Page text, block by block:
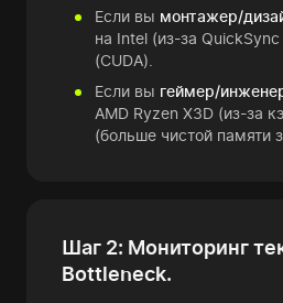
Если вы монтажер/
на Intel (из-за
(CUDA).
Если вы геймер/
AMD Ryzen X3D (из-за
(больше чистой памяти
Шаг 2: Мониторинг
Bottleneck.